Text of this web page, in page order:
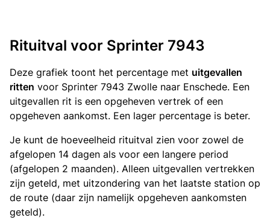
Rituitval voor Sprinter 7943
Deze grafiek toont het percentage met uitgevallen
ritten voor Sprinter 7943 Zwolle naar Enschede. Een
uitgevallen rit is een opgeheven vertrek of een
opgeheven aankomst. Een lager percentage is beter.
Je kunt de hoeveelheid rituitval zien voor zowel de
afgelopen 14 dagen als voor een langere period
(afgelopen 2 maanden). Alleen uitgevallen vertrekken
zijn geteld, met uitzondering van het laatste station op
de route (daar zijn namelijk opgeheven aankomsten
geteld).